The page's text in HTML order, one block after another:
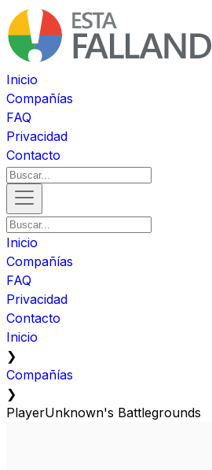
Inicio
Compañías
FAQ
Privacidad
Contacto
Inicio
Compañías
FAQ
Privacidad
Contacto
Inicio
❯
Compañías
❯
PlayerUnknown's Battlegrounds